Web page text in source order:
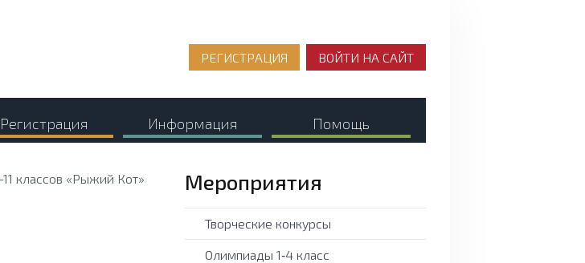
РЕГИСТРАЦИЯ ВОЙТИ НА САЙТ
Регистрация Информация Помощь
Мероприятия
Творческие конкурсы
Олимпиады 1‑4 класс